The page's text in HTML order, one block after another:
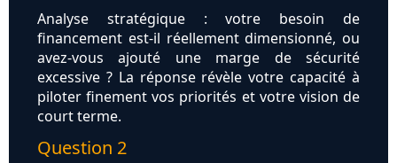
Analyse stratégique : votre besoin de
financement est-il réellement dimensionné, ou
avez-vous ajouté une marge de sécurité
excessive ? La réponse révèle votre capacité à
piloter finement vos priorités et votre vision de
court terme.
Question 2